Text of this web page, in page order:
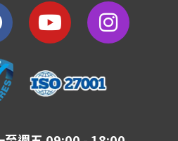
Y
o
u
t
u
I
n
s